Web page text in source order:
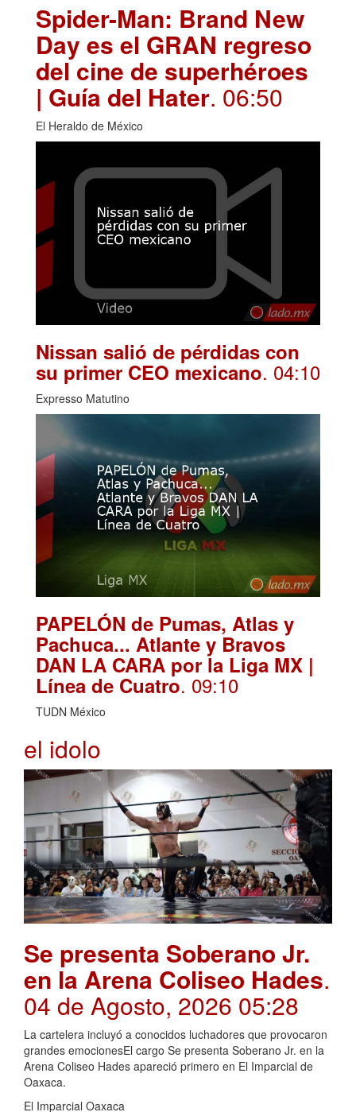
Spider-Man: Brand New
Day es el GRAN regreso
del cine de superhéroes
| Guía del Hater. 06:50
El Heraldo de México
Nissan salió de pérdidas con
su primer CEO mexicano. 04:10
Expresso Matutino
PAPELÓN de Pumas, Atlas y
Pachuca... Atlante y Bravos
DAN LA CARA por la Liga MX |
Línea de Cuatro. 09:10
TUDN México
el idolo
Se presenta Soberano Jr.
en la Arena Coliseo Hades.
04 de Agosto, 2026 05:28
La cartelera incluyó a conocidos luchadores que provocaron
grandes emocionesEl cargo Se presenta Soberano Jr. en la
Arena Coliseo Hades apareció primero en El Imparcial de
Oaxaca.
El Imparcial Oaxaca